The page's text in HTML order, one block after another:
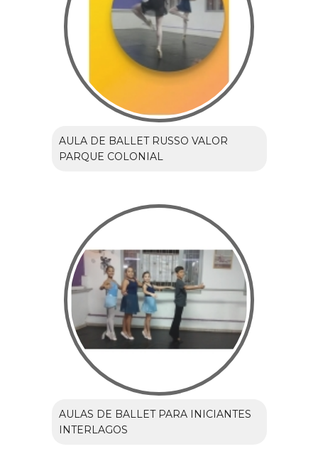
AULA DE BALLET RUSSO VALOR
PARQUE COLONIAL
AULAS DE BALLET PARA INICIANTES
INTERLAGOS